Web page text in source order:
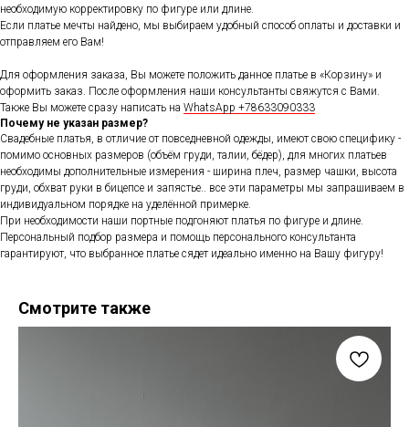
необходимую корректировку по фигуре или длине.
Если платье мечты найдено, мы выбираем удобный способ оплаты и доставки и
отправляем его Вам!
Для оформления заказа, Вы можете положить данное платье в «Корзину» и
оформить заказ. После оформления наши консультанты свяжутся с Вами.
Также Вы можете сразу написать на WhatsApp +78633090333
Почему не указан размер?
Свадебные платья, в отличие от повседневной одежды, имеют свою специфику -
помимо основных размеров (объём груди, талии, бёдер), для многих платьев
необходимы дополнительные измерения - ширина плеч, размер чашки, высота
груди, обхват руки в бицепсе и запястье.. все эти параметры мы запрашиваем в
индивидуальном порядке на уделённой примерке.
При необходимости наши портные подгоняют платья по фигуре и длине.
Персональный подбор размера и помощь персонального консультанта
гарантируют, что выбранное платье сядет идеально именно на Вашу фигуру!
Смотрите также